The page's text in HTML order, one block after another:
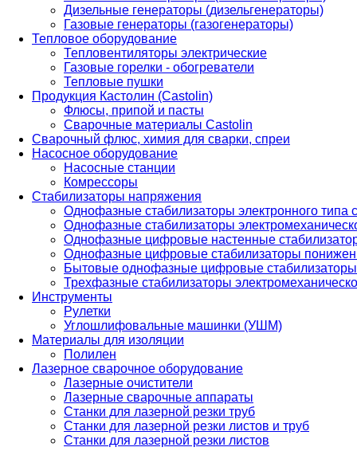
Дизельные генераторы (дизельгенераторы)
Газовые генераторы (газогенераторы)
Тепловое оборудование
Тепловентиляторы электрические
Газовые горелки - обогреватели
Тепловые пушки
Продукция Кастолин (Castolin)
Флюсы, припой и пасты
Сварочные материалы Castolin
Сварочный флюс, химия для сварки, спреи
Насосное оборудование
Насосные станции
Комрессоры
Стабилизаторы напряжения
Однофазные стабилизаторы электронного
Однофазные стабилизаторы
Однофазные цифровые настенные
Однофазные цифровые стабилизаторы
Бытовые однофазные цифровые стабилизаторы
Трехфазные стабилизаторы
Инструменты
Рулетки
Углошлифовальные машинки (УШМ)
Материалы для изоляции
Полилен
Лазерное сварочное оборудование
Лазерные очистители
Лазерные сварочные аппараты
Станки для лазерной резки труб
Станки для лазерной резки листов и труб
Станки для лазерной резки листов